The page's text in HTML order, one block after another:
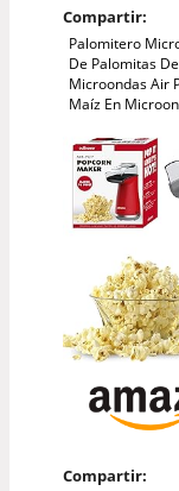
Compartir:
Palomitero
De Palomitas
Microondas Air
Maíz En
Compartir: